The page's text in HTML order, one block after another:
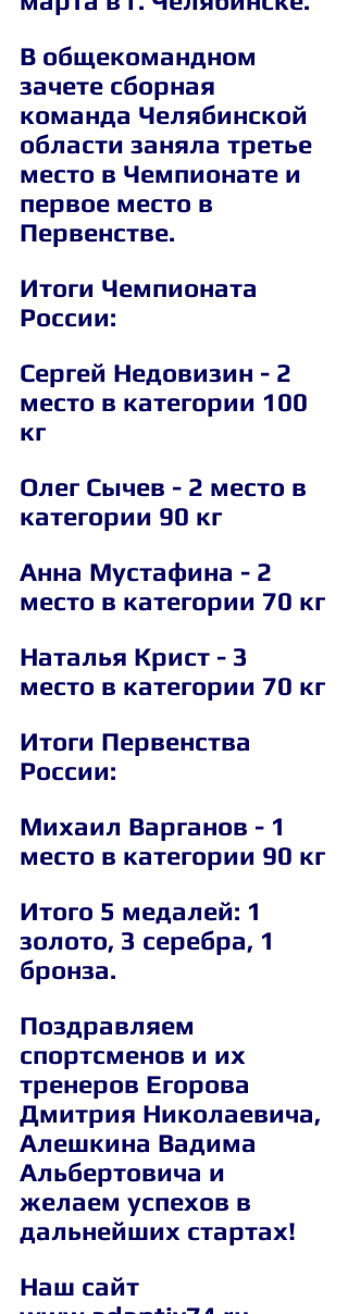
В общекомандном
зачете сборная
команда Челябинской
области заняла третье
место в Чемпионате и
первое место в
Первенстве.
Итоги Чемпионата
России:
Сергей Недовизин - 2
место в категории 100
кг
Олег Сычев - 2 место в
категории 90 кг
Анна Мустафина - 2
место в категории 70 кг
Наталья Крист - 3
место в категории 70 кг
Итоги Первенства
России:
Михаил Варганов - 1
место в категории 90 кг
Итого 5 медалей: 1
золото, 3 серебра, 1
бронза.
Поздравляем
спортсменов и их
тренеров Егорова
Дмитрия Николаевича,
Алешкина Вадима
Альбертовича и
желаем успехов в
дальнейших стартах!
Наш сайт